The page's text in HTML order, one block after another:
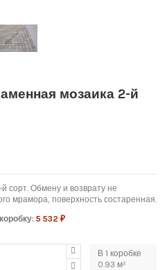
мозаика 2-й
сорт. Обмену и возврату не
мрамора, поверхность состаренная.
5 532 ₽
В 1 коробке
0.93 м²